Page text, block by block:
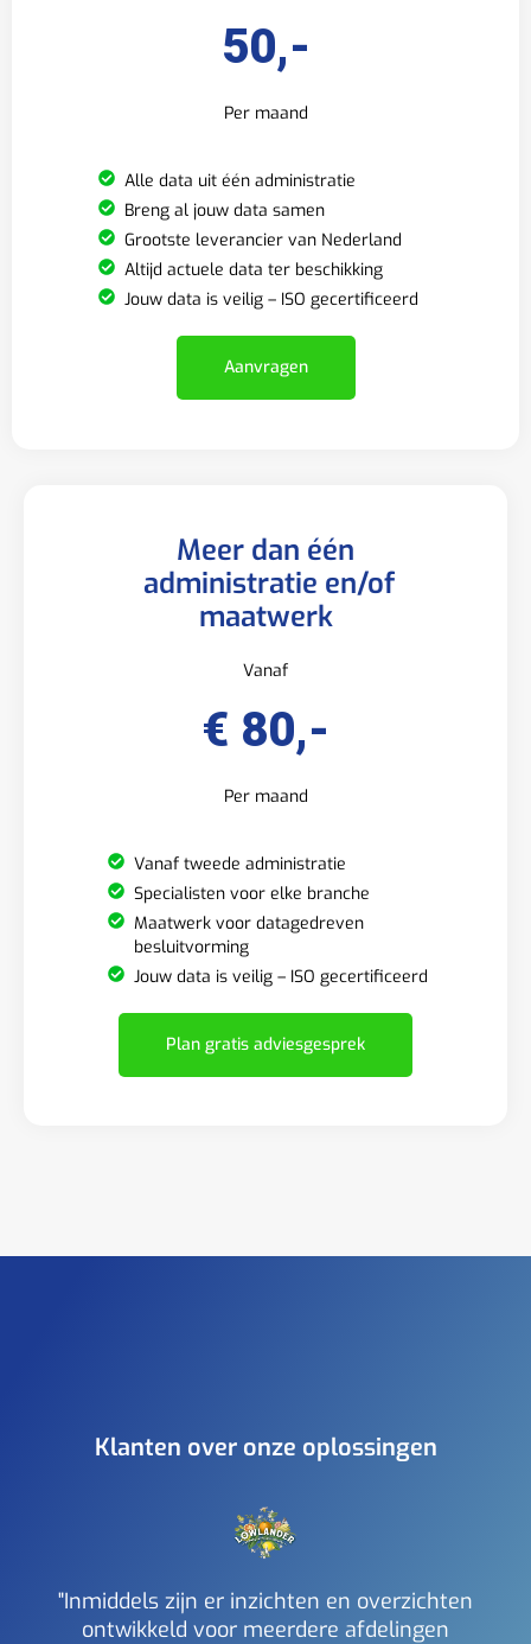
50,-
Per maand
Alle data uit één administratie
Breng al jouw data samen
Grootste leverancier van Nederland
Altijd actuele data ter beschikking
Jouw data is veilig – ISO gecertificeerd
Aanvragen
Meer dan één
administratie en/of
maatwerk
Vanaf
€ 80,-
Per maand
Vanaf tweede administratie
Specialisten voor elke branche
Maatwerk voor datagedreven
besluitvorming
Jouw data is veilig – ISO gecertificeerd
Plan gratis adviesgesprek
Klanten over onze oplossingen
"Inmiddels zijn er inzichten en overzichten
ontwikkeld voor meerdere afdelingen